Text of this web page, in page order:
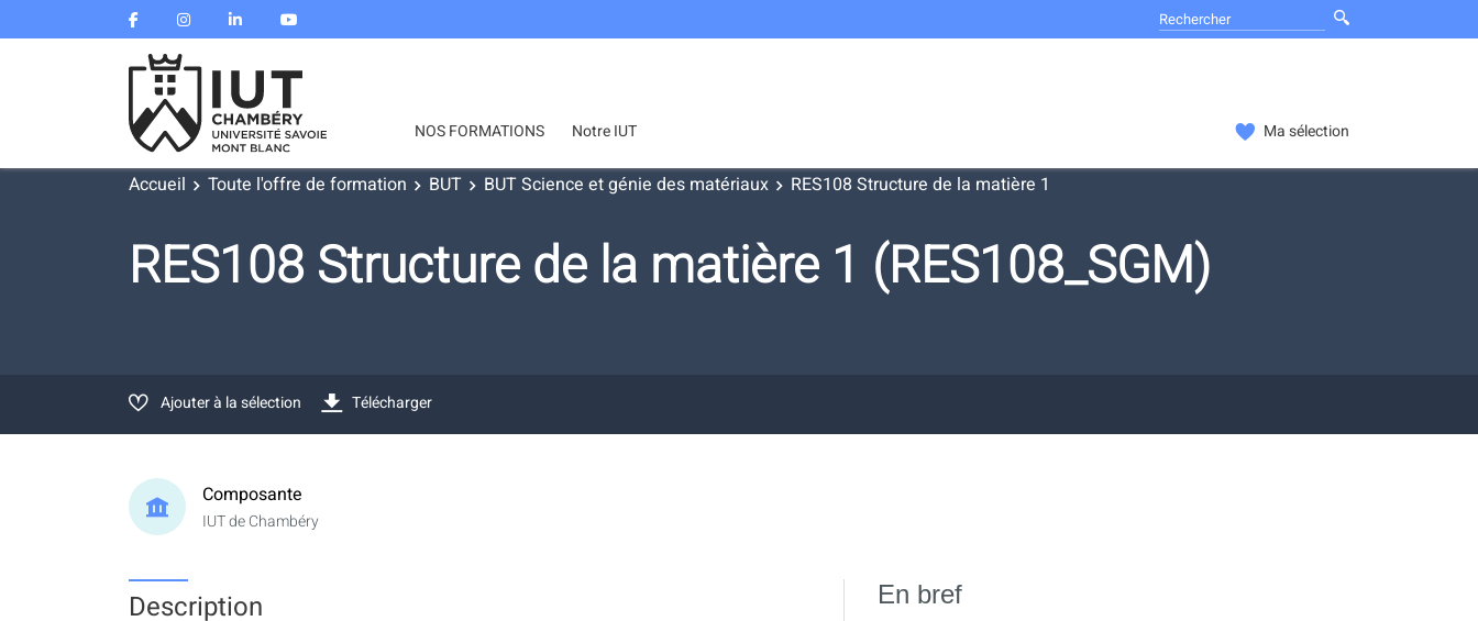
NOS FORMATIONS Notre IUT Ma sélection
Accueil Toute l'offre de formation BUT BUT Science et génie des matériaux RES108 Structure de la matière 1
RES108 Structure de la matière 1 (RES108_SGM)
Ajouter à la sélection Télécharger
Composante
IUT de Chambéry
Description En bref